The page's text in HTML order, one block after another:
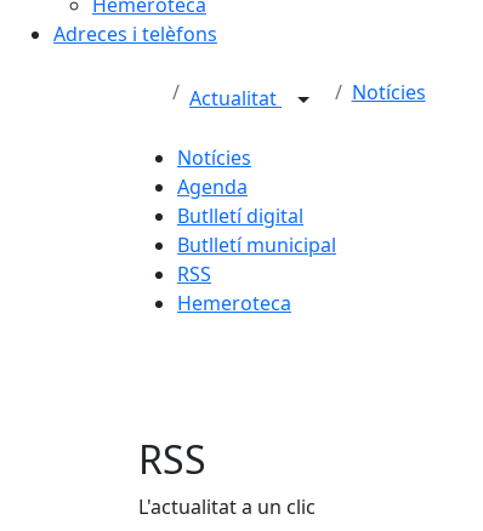
Adreces i telèfons
Actualitat Notícies
Notícies
Agenda
Butlletí digital
Butlletí municipal
RSS
Hemeroteca
RSS
L'actualitat a un clic